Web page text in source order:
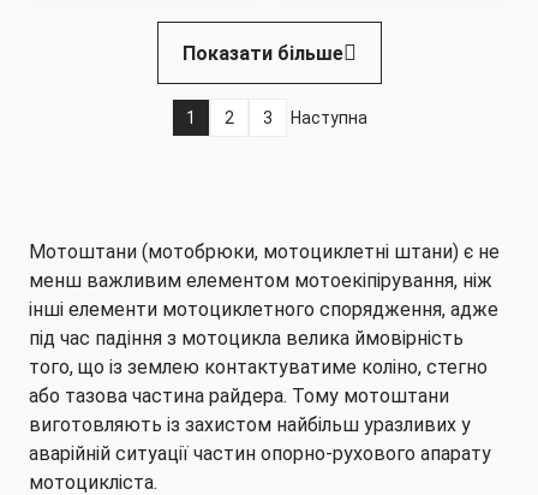
Показати більше
Поточна
1
Page
2
Page
3
Наступна
Наступна
Мотоштани (мотобрюки, мотоциклетні штани) є не
менш важливим елементом мотоекіпірування, ніж
інші елементи мотоциклетного спорядження, адже
під час падіння з мотоцикла велика ймовірність
того, що із землею контактуватиме коліно, стегно
або тазова частина райдера. Тому мотоштани
виготовляють із захистом найбільш уразливих у
аварійній ситуації частин опорно-рухового апарату
мотоцикліста.